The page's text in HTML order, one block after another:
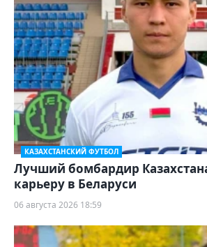
КАЗАХСТАНСКИЙ ФУТБОЛ
Лучший бомбардир
карьеру в Беларуси
06 августа 2026 18:59